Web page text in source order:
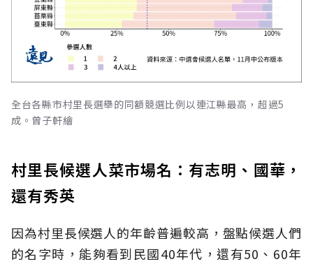
全台各縣市村里長選舉的同額競選比例以連江縣最高，超過5
成。曾子軒繪
村里長候選人菜市場名：有志明、國華，
還有秀英
因為村里長候選人的年齡普遍較高，盤點候選人們
的名字時，能夠看到民國40年代，還有50、60年